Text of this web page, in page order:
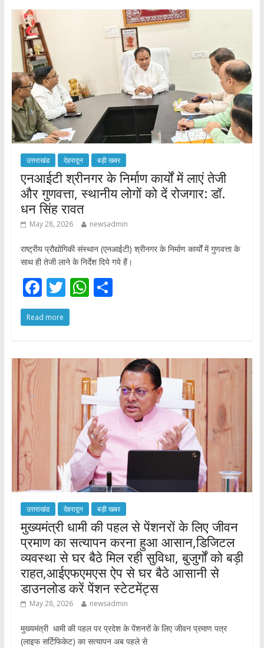
o
o
k
A
उत्तराखंड देहरादून बड़ी खबर
एनआईटी श्रीनगर के निर्माण कार्यों में लाएं तेजी
और गुणवत्ता, स्थानीय लोगों को दें रोजगार: डॉ.
धन सिंह रावत
May 28, 2026 newsadmin
राष्ट्रीय प्रौद्योगिकी संस्थान (एनआईटी) श्रीनगर के निर्माण कार्यों में गुणवत्ता के
साथ ही तेजी लाने के निर्देश दिये गये हैं।
F
ac
e
o
k
T
w
itt
W
A
p
p
S
Read more
उत्तराखंड देहरादून बड़ी खबर
मुख्यमंत्री धामी की पहल से पेंशनरों के लिए जीवन
प्रमाण का सत्यापन करना हुआ आसान,डिजिटल
व्यवस्था से घर बैठे मिल रही सुविधा, बुजुर्गों को बड़ी
राहत,आईएफएमएस ऐप से घर बैठे आसानी से
डाउनलोड करें पेंशन स्टेटमेंट्स
May 28, 2026 newsadmin
मुख्यमंत्री धामी की पहल पर प्रदेश के पेंशनरों के लिए जीवन प्रमाण पत्र
(लाइफ सर्टिफिकेट) का सत्यापन अब पहले से